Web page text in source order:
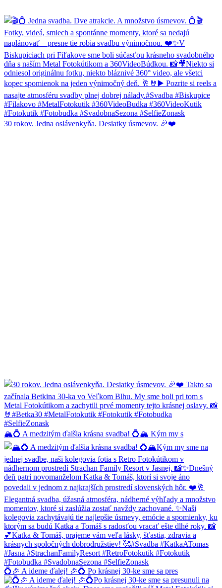
30 rokov. Jedna oslávenkyňa. Desiatky úsmevov. 🎉❤️
🏔️💍 A medzitým ďalšia krásna svadba! 💍🏔️ Kým my s
💍🎉 A ideme ďalej! 🎉💍 Po krásnej 30-ke sme sa pres